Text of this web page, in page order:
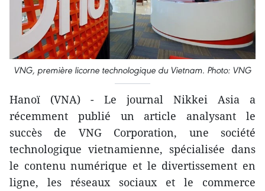
VNG, première licorne technologique du Vietnam. Photo: VNG
Hanoï (VNA) - Le journal Nikkei Asia a
récemment publié un article analysant le
succès de VNG Corporation, une société
technologique vietnamienne, spécialisée dans
le contenu numérique et le divertissement en
ligne, les réseaux sociaux et le commerce